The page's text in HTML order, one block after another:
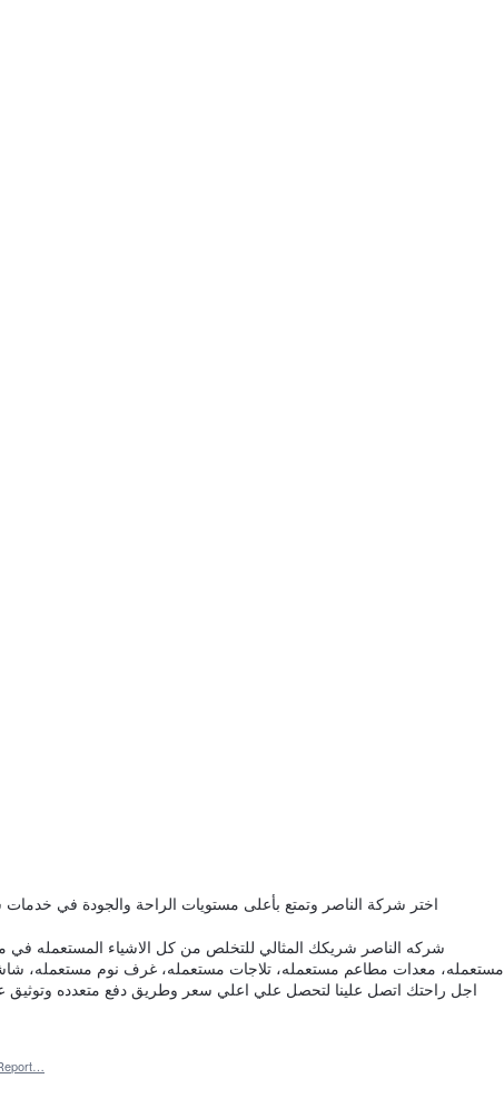
اختر شركة الناصر وتمتع بأعلى مستويات الراحة والجودة في خدمات
شركه الناصر شريكك المثالي للتخلص من كل الاشياء المستعمله في
مستعمله، معدات مطاعم مستعمله، تلاجات مستعمله، غرف نوم مستعمله،
اجل راحتك اتصل علينا لتحصل علي اعلي سعر وطريق دفع متعدده وتوثيق